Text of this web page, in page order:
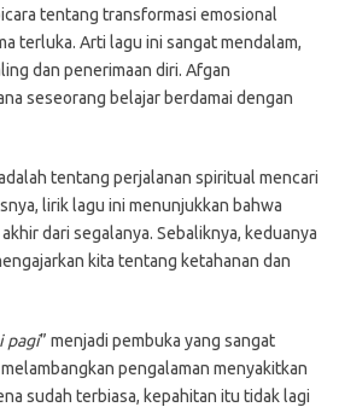
tentang transformasi emosional
terluka. Arti lagu ini sangat mendalam,
dan penerimaan diri. Afgan
seseorang belajar berdamai dengan
tentang perjalanan spiritual mencari
lirik lagu ini menunjukkan bahwa
dari segalanya. Sebaliknya, keduanya
kita tentang ketahanan dan
pagi” menjadi pembuka yang sangat
pengalaman menyakitkan
sudah terbiasa, kepahitan itu tidak lagi